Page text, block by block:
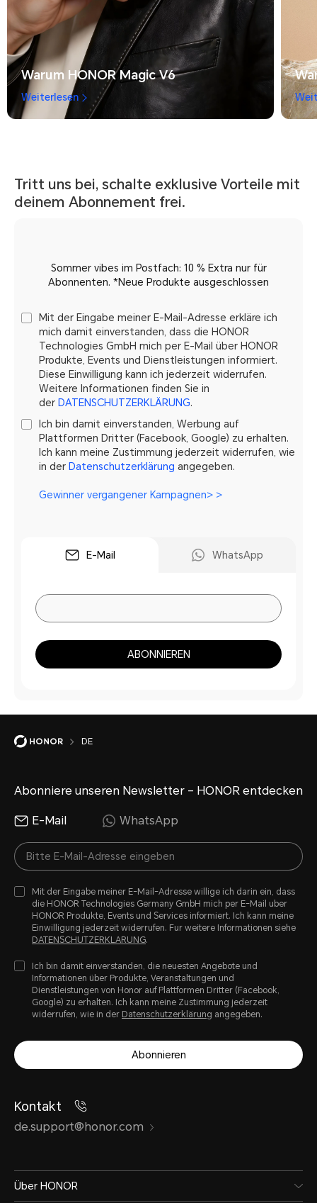
Warum HONOR Magic V6
Weiterlesen
Tritt uns bei, schalte exklusive Vorteile mit
deinem Abonnement frei.
Sommer vibes im Postfach: 10 % Extra nur für
Abonnenten. *Neue Produkte ausgeschlossen
Mit der Eingabe meiner E-Mail-Adresse erkläre ich
mich damit einverstanden, dass die HONOR
Technologies GmbH mich per E-Mail über HONOR
Produkte, Events und Dienstleistungen informiert.
Diese Einwilligung kann ich jederzeit widerrufen.
Weitere Informationen finden Sie in
der DATENSCHUTZERKLÄRUNG.
Ich bin damit einverstanden, Werbung auf
Plattformen Dritter (Facebook, Google) zu erhalten.
Ich kann meine Zustimmung jederzeit widerrufen, wie
in der Datenschutzerklärung angegeben.
Gewinner vergangener Kampagnen> >
E-Mail WhatsApp
ABONNIEREN
DE
Abonniere unseren Newsletter – HONOR entdecken
E-Mail WhatsApp
Mit der Eingabe meiner E-Mail-Adresse willige ich darin ein, dass
die HONOR Technologies Germany GmbH mich per E-Mail uber
HONOR Produkte, Events und Services informiert. Ich kann meine
Einwilligung jederzeit widerrufen. Fur weitere Informationen siehe
DATENSCHUTZERKLARUNG.
Ich bin damit einverstanden, die neuesten Angebote und
Informationen über Produkte, Veranstaltungen und
Dienstleistungen von Honor auf Plattformen Dritter (Facebook,
Google) zu erhalten. Ich kann meine Zustimmung jederzeit
widerrufen, wie in der Datenschutzerklärung angegeben.
Abonnieren
Kontakt
de.support@honor.com
Über HONOR